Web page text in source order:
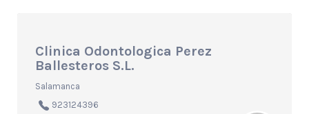
Clinica Odontologica Perez
Ballesteros S.L.
Salamanca
923124396